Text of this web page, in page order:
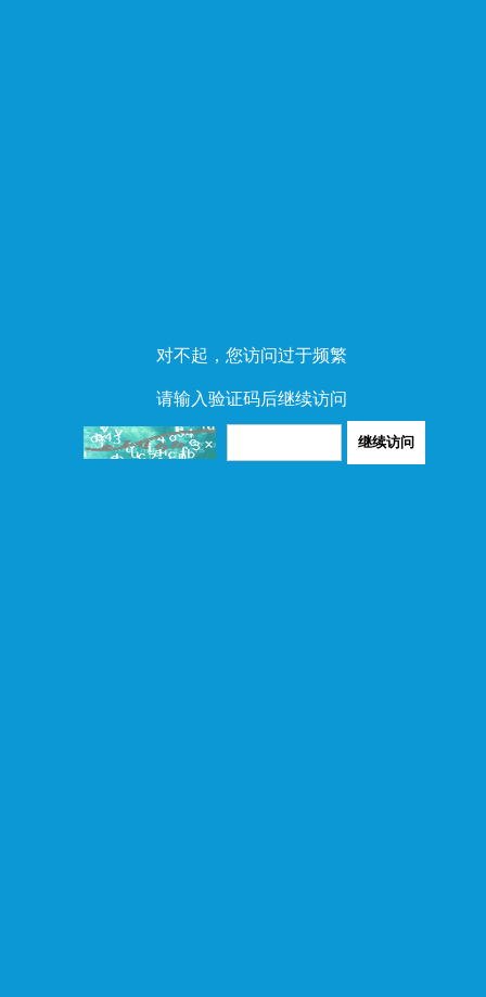
对不起，您访问过于频繁
请输入验证码后继续访问
继续访问